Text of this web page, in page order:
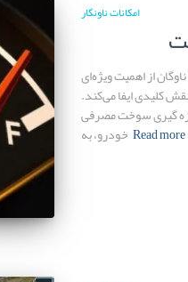
امکانات ناونگار
از اهمیت ویژه‌ای
کلیدی ایفا می‌کند.
گیری سوخت مصرفی
خودرو، به Read more